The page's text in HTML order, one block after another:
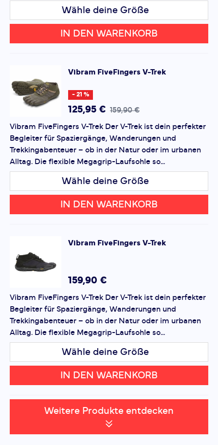
Rezension
*Pflichtfelder
Bewertung hinzufügen
Dieses Formular ist durch reCAPTCHA geschützt – es gelten
dieDatenschutzbestimmungen undNutzungsbedingungen
von Google.
Wähle deine Größe
IN DEN WARENKORB
Vibram FiveFingers V-Trek
- 21 %
125,95 € 159,90 €
Vibram FiveFingers V-Trek Der V-Trek ist dein perfekter
Begleiter für Spaziergänge, Wanderungen und
Trekkingabenteuer – ob in der Natur oder im urbanen
Alltag. Die flexible Megagrip-Laufsohle so...
Wähle deine Größe
IN DEN WARENKORB
Vibram FiveFingers V-Trek
159,90 €
Vibram FiveFingers V-Trek Der V-Trek ist dein perfekter
Begleiter für Spaziergänge, Wanderungen und
Trekkingabenteuer – ob in der Natur oder im urbanen
Alltag. Die flexible Megagrip-Laufsohle so...
Wähle deine Größe
IN DEN WARENKORB
Weitere Produkte entdecken